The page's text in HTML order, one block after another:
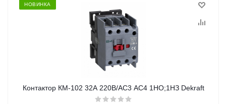
НОВИНКА
Контактор КМ-102 32А 220В/АС3 АС4 1НО;1НЗ Dekraft